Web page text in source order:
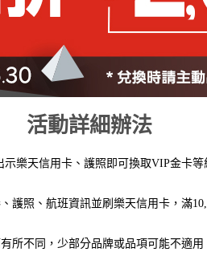
活動詳細辦法
樂天信用卡、護照即可換取VIP金卡
照、航班資訊並刷樂天信用卡，滿
所不同，少部分品牌或品項可能不適